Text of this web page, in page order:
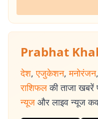
Prabhat
देश, एजुकेशन, मनोरंजन,
राशिफल की ताजा खबरें
न्यूज और लाइव न्यूज